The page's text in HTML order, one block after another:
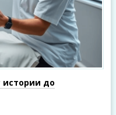
истории до